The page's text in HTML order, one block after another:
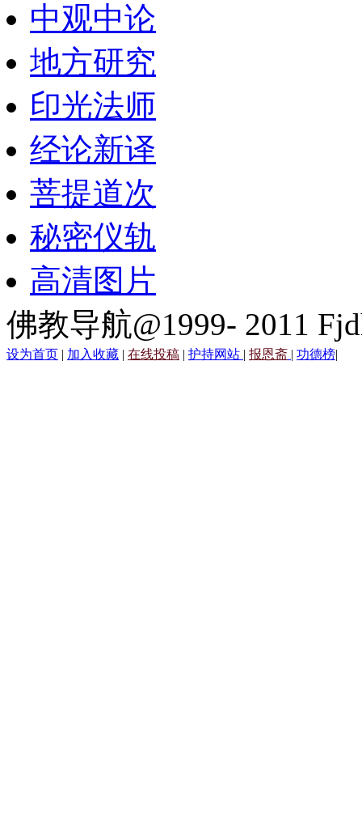
中观中论
地方研究
印光法师
经论新译
菩提道次
秘密仪轨
高清图片
佛教导航@1999- 2011
设为首页 | 加入收藏 | 在线投稿 | 护持网站 | 报恩斋 | 功德榜|